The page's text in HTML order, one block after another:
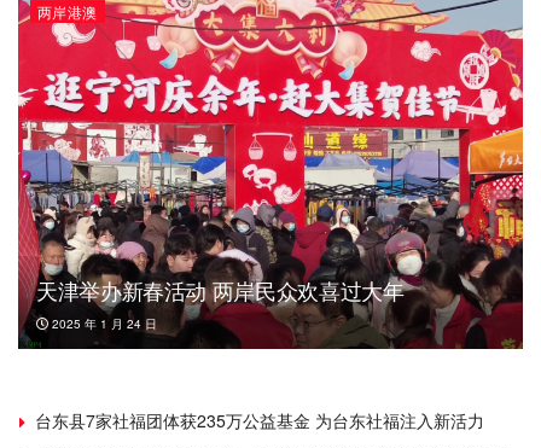
两岸港澳
天津举办新春活动 两岸民众欢喜过大年
2025 年 1 月 24 日
台东县7家社福团体获235万公益基金 为台东社福注入新活力